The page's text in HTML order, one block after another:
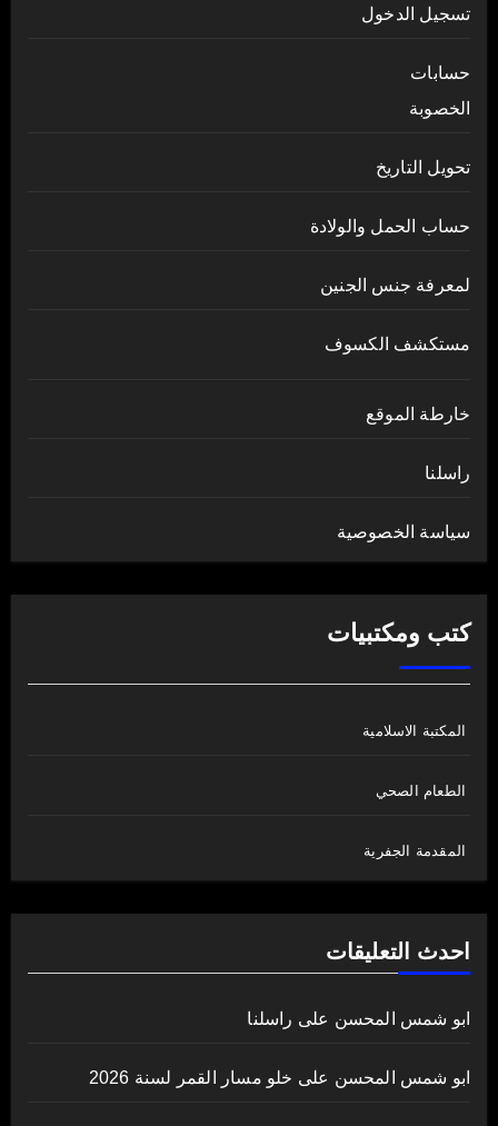
تسجيل الدخول
حسابات
الخصوبة
تحويل التاريخ
حساب الحمل والولادة
لمعرفة جنس الجنين
مستكشف الكسوف
خارطة الموقع
راسلنا
سياسة الخصوصية
كتب ومكتبيات
المكتبة الاسلامية
الطعام الصحي
المقدمة الجفرية
احدث التعليقات
ابو شمس المحسن على راسلنا
ابو شمس المحسن على خلو مسار القمر لسنة 2026